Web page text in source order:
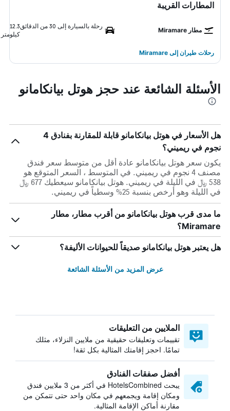
المطارات القريبة
مطار Miramare
رحلة بالسيارة إلى 30 من الدقائق
12.3
كيلومتر
رحلات طيران إلى Miramare
الأسئلة الشائعة عند حجز هوتل بيانكامانو
هل الأسعار في هوتل بيانكامانو قابلة للمقارنة بفنادق 4
نجوم في ريميني؟
يكون سعر هوتل بيانكامانو عادة أقل من متوسط ​​سعر فندق
مصنف 4 نجوم في ريميني. في المتوسط ، السعر المتوقع هو
538 ﷼ في الليلة في ريميني. هوتل بيانكامانو سيعطيك 677 ﷼
في الليلة وهو أرخص بنسبة 25% وسطياً في ريميني.
ما مدى قرب هوتل بيانكامانو من أقرب مطار، مطار
Miramare؟
هل يعتبر هوتل بيانكامانو صديقاً للحيوانات الأليفة؟
عرض المزيد من الأسئلة الشائعة
الملايين من التعليقات
تقييمات وتعليقات حقيقية من ملايين النزلاء، مثلك
تمامًا. احجز إقامتك المثالية بكل ثقة!
أفضل صفقات الفنادق
يبحث HotelsCombined في أكثر من 3 ملايين فندق
ومكان إقامة ويجمعهم في مكان واحد حتى تتمكن من
مقارنة أماكن الإقامة المثالية.